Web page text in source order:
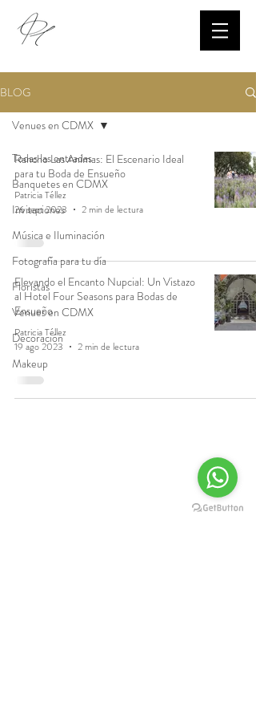
BLOG
Todas las entradas
Banquetes en CDMX
Invitaciones
Música e Iluminación
Fotografía para tu día
Floristas
Venues en CDMX
Decoración
Makeup
Venues en CDMX
Rancho Las Animas: El Escenario Ideal
para tu Boda de Ensueño
Patricia Téllez
26 sept 2023
2 min de lectura
Elevando el Encanto Nupcial: Un Vistazo
al Hotel Four Seasons para Bodas de
Ensueño
Patricia Téllez
19 ago 2023
2 min de lectura